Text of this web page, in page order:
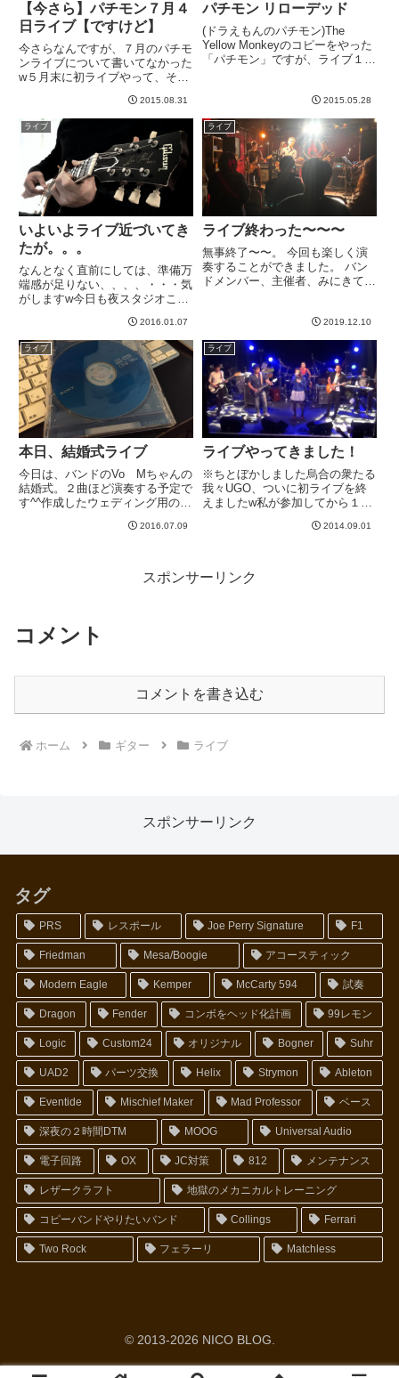
【今さら】パチモン７月４
日ライブ【ですけど】
今さらなんですが、７月のパチモ
ンライブについて書いてなかった
w５月末に初ライブやって、その
き、よっしーさん＆どんピ～さん
バンドの前座として頑張ってきま
した＾＾時間がなかったのでセト
リは一緒でした。キーボード
OKP...
2015.08.31
パチモン リローデッド
(ドラえもんのパチモン)The
Yellow Monkeyのコピーをやった
「パチモン」ですが、ライブ１回
おりました。ところが昨日１通の
メールが。「一つバンドがキャン
セルになったので...
2015.05.28
ライブ
いよいよライブ近づいてき
たが。。。
なんとなく直前にしては、準備万
端感が足りない、、、、・・・気
がしますw今日も夜スタジオこも
えないのですが、早めに終わった
ら行こう。今回、当日リハもなし
なので、いきなりぶっつけ本番で
す。若干、セットリスト通して
の...
2016.01.07
ライブ
ライブ終わった〜〜〜
無事終了〜〜。 今回も楽しく演
奏することができました。 バン
ドメンバー、主催者、みにきてく
うことをテーマに割と練習に励ん
できたんですが、今回のライブに
おける自分の出来はちといまい
ち...
2019.12.10
ライブ
本日、結婚式ライブ
今日は、バンドのVo Mちゃんの
結婚式。２曲ほど演奏する予定で
す^^作成したウェディング用の曲
ていたため、帰宅してから作業し
わからなくなってきた^^;...
2016.07.09
ライブ
ライブやってきました！
※ちとぼかしました烏合の衆たる
我々UGO、ついに初ライブを終
えましたw私が参加してから１年
つつ、一回もライブ無しだったの
時と違って、中音で自分のギタ
ー...
2014.09.01
スポンサーリンク
コメント
コメントを書き込む
ホーム ギター ライブ
スポンサーリンク
タグ
PRS レスポール Joe Perry Signature F1
Friedman Mesa/Boogie アコースティック
Modern Eagle Kemper McCarty 594 試奏
Dragon Fender コンボをヘッド化計画 99レモン
Logic Custom24 オリジナル Bogner Suhr
UAD2 パーツ交換 Helix Strymon Ableton
Eventide Mischief Maker Mad Professor ベース
深夜の２時間DTM MOOG Universal Audio
電子回路 OX JC対策 812 メンテナンス
レザークラフト 地獄のメカニカルトレーニング
コピーバンドやりたいバンド Collings Ferrari
Two Rock フェラーリ Matchless
© 2013-2026 NICO BLOG.